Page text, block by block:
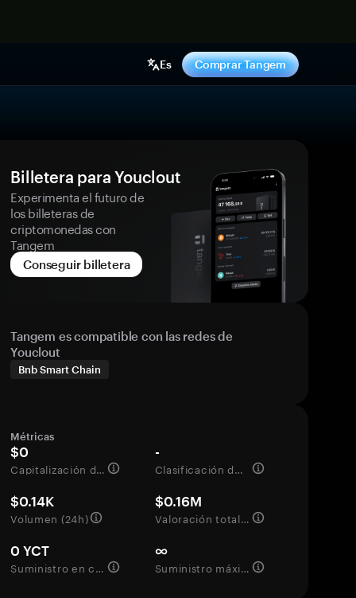
Es Comprar Tangem
Billetera para Youclout
Experimenta el futuro de
los billeteras de
criptomonedas con
Tangem
Conseguir billetera
Tangem es compatible con las redes de
Youclout
Bnb Smart Chain
Métricas
$0
Capitalización de mercado
-
Clasificación del mercado
$0.14K
Volumen (24h)
$0.16M
Valoración totalmente diluida
0 YCT
Suministro en circulación
∞
Suministro máximo